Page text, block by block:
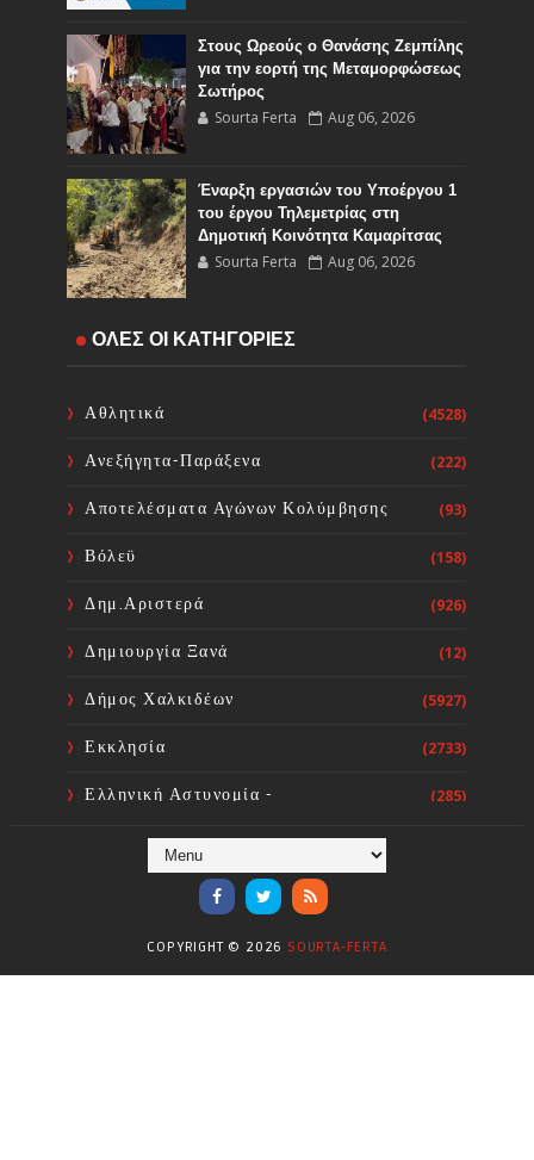
Στους Ωρεούς ο Θανάσης Ζεμπίλης
για την εορτή της Μεταμορφώσεως
Σωτήρος
Sourta Ferta Aug 06, 2026
Έναρξη εργασιών του Υποέργου 1
του έργου Τηλεμετρίας στη
Δημοτική Κοινότητα Καμαρίτσας
Sourta Ferta Aug 06, 2026
Κοινή Επιστολή Ιατρικών
Sourta Ferta
ΕΚΑΒ και Κέντρα Υγείας με 34 νέα
και νοσηλευτές για τις δομές Υγείας
ΟΛΕΣ ΟΙ ΚΑΤΗΓΟΡΙΕΣ
Αθλητικά (4528)
Ανεξήγητα-Παράξενα (222)
Αποτελέσματα Αγώνων Κολύμβησης (93)
Βόλεϋ (158)
Δημ.Αριστερά (926)
Δημιουργία Ξανά (12)
Δήμος Χαλκιδέων (5927)
Εκκλησία (2733)
Ελληνική Αστυνομία -
(285)
Ενόργανη Γυμναστική
COPYRIGHT © 2026 SOURTA-FERTA